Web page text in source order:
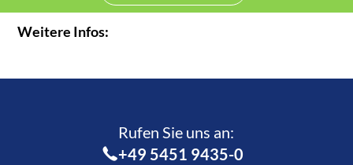
Weitere Infos:
Rufen Sie uns an:­
+49 5451 9435-0